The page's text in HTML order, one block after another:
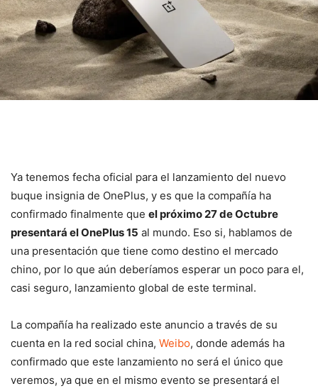
Ya tenemos fecha oficial para el lanzamiento del nuevo
buque insignia de OnePlus, y es que la compañía ha
confirmado finalmente que el próximo 27 de Octubre
presentará el OnePlus 15 al mundo. Eso si, hablamos de
una presentación que tiene como destino el mercado
chino, por lo que aún deberíamos esperar un poco para el,
casi seguro, lanzamiento global de este terminal.
La compañía ha realizado este anuncio a través de su
cuenta en la red social china, Weibo, donde además ha
confirmado que este lanzamiento no será el único que
veremos, ya que en el mismo evento se presentará el